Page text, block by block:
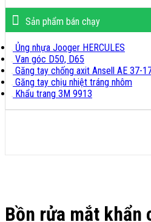
Sản phẩm bán chạy
Ủng nhựa Jooger HERCULES
Van góc D50, D65
Găng tay chống axit Ansell AE 37-
Găng tay chịu nhiệt tráng nhôm
Khẩu trang 3M 9913
Bồn rửa mắt khẩn